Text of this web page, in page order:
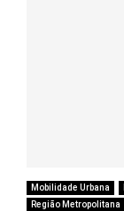
Mobilidade Urbana
Região Metropolitana